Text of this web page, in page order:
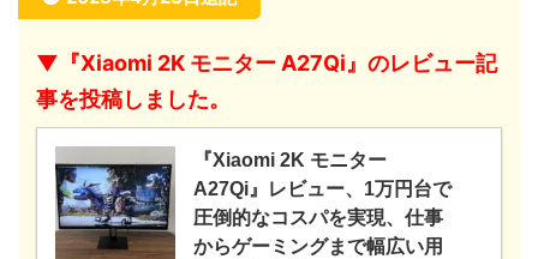
▼『Xiaomi 2K モニター A27Qi』のレビュー記
事を投稿しました。
『Xiaomi 2K モニター
A27Qi』レビュー、1万円台で
圧倒的なコスパを実現、仕事
からゲーミングまで幅広い用